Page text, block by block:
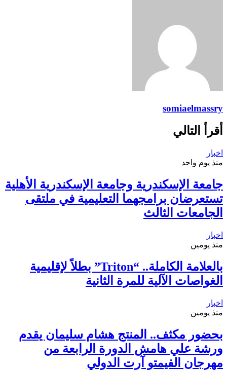
somiaelmassry
أقرأ التالي
اخبار
منذ يوم واحد
جامعة الإسكندرية وجامعة الإسكندرية الأهلية
تستعرضان برامجهما التعليمية في ملتقى
الجامعات الثالث
اخبار
منذ يومين
بالعلامة الكاملة.. “Triton” بطلاً لإقليمية
الغواصات الآلية للمرة الثانية
اخبار
منذ يومين
بحضور مكثف.. المنتج هشام سليمان يقدم
ورشة علي هامش الدورة الرابعة من
مهرجان الفيمتو آرت الدولي